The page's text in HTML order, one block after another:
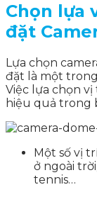
Chọn lựa
đặt
Lựa chọn
đặt là một
Việc lựa chọn
hiệu quả trong
Một số vị
ở ngoài
tennis…